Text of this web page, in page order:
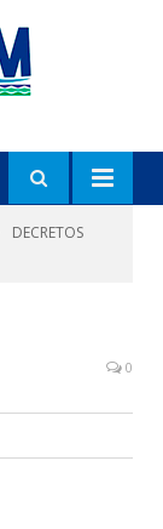
DECRETOS
0